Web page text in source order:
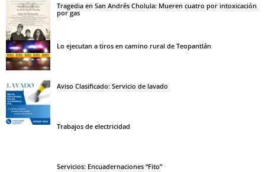
Tragedia en San Andrés Cholula: Mueren cuatro por intoxicación
por gas
Lo ejecutan a tiros en camino rural de Teopantlán
Aviso Clasificado: Servicio de lavado
Trabajos de electricidad
Servicios: Encuadernaciones “Fito”